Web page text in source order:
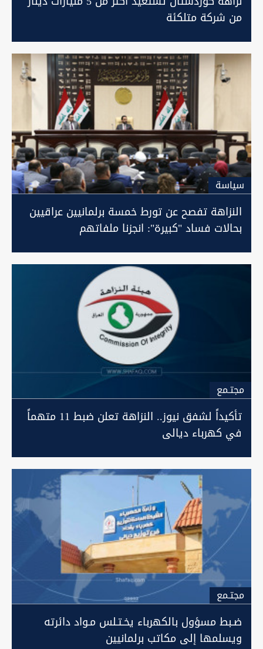
من شركة متلكئة
سیاسة
النزاهة تفصح عن تورط خمسة برلمانيين عراقيين
بحالات فساد "كبيرة": انجزنا ملفاتهم
مجتـمع
تأكيداً لشفق نيوز.. النزاهة تعلن ضبط 11 متهماً
في كهرباء ديالى
مجتـمع
ضـبط مسؤول بالكهرباء يخـتـلس مـواد دائرته
ويسلمها إلى مكاتب برلمانيين